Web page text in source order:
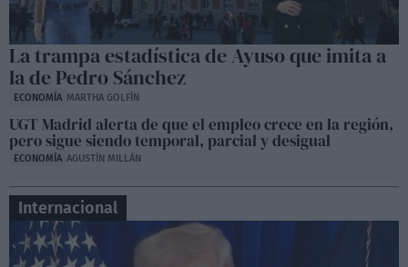
Manuela Bergerot contra Ayuso
06:37
Sesión de control en la Asamblea de Madrid,
Lobato contra Ayuso
06:50
La trampa estadística de Ayuso que imita a
la de Pedro Sánchez
ECONOMÍA MARTHA GOLFÍN
UGT Madrid alerta de que el empleo crece en la región,
pero sigue siendo temporal, parcial y desigual
ECONOMÍA AGUSTÍN MILLÁN
Internacional